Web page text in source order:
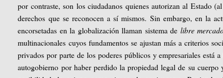
por contraste, son los ciudadanos quienes autorizan al Estado
derechos que se reconocen a sí mismos. Sin embargo, en la
encorsetadas en la globalización llaman sistema de libre
multinacionales cuyos fundamentos se ajustan más a criterios
privados por parte de los poderes públicos y empresariales está
autogobierno por haber perdido la propiedad legal de su